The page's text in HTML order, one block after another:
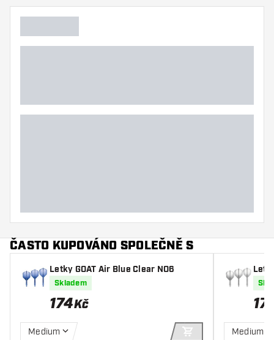
Další barvy
ČASTO KUPOVÁNO SPOLEČNĚ S
Letky GOAT Air Blue Clear NO6
Skladem
174Kč
Medium Medium